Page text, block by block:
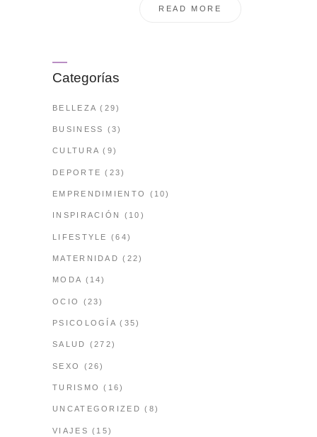
READ MORE
Categorías
BELLEZA (29)
BUSINESS (3)
CULTURA (9)
DEPORTE (23)
EMPRENDIMIENTO (10)
INSPIRACIÓN (10)
LIFESTYLE (64)
MATERNIDAD (22)
MODA (14)
OCIO (23)
PSICOLOGÍA (35)
SALUD (272)
SEXO (26)
TURISMO (16)
UNCATEGORIZED (8)
VIAJES (15)